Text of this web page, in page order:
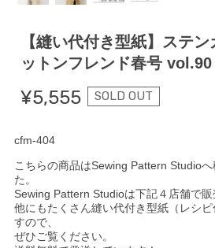
【縫い代付き型紙】ステ
ットンフレンド春号 vol.90
¥5,555 SOLD OUT
cfm-404
こちらの商品はSewing Pattern Studio
た。
Sewing Pattern Studioは下記４店舗で販
他にもたくさん縫い代付き型紙（レシ
すので、
ぜひご覧ください。